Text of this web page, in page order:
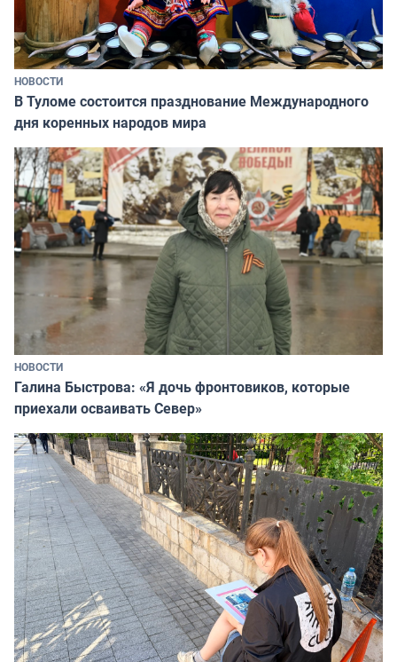
НОВОСТИ
В Туломе состоится празднование Международного
дня коренных народов мира
НОВОСТИ
Галина Быстрова: «Я дочь фронтовиков, которые
приехали осваивать Север»